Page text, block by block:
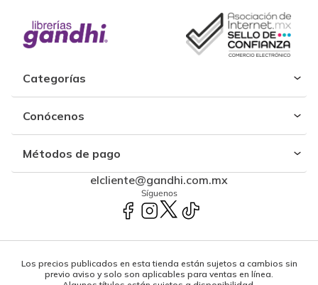
Categorías
Conócenos
Métodos de pago
elcliente@gandhi.com.mx
Síguenos
Los precios publicados en esta tienda están sujetos a cambios sin
previo aviso y solo son aplicables para ventas en línea.